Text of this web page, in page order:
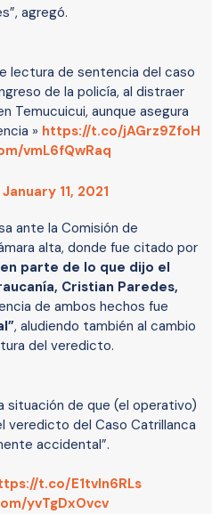
agregó.
lectura de sentencia del caso
de la policía, al distraer
Temucuicui, aunque asegura
» https://t.co/jAGrz9ZfoH
vmL6fQwRaq
January 11, 2021
ante la Comisión de
alta, donde fue citado por
parte de lo que dijo el
Cristian Paredes,
de ambos hechos fue
, aludiendo también al cambio
del veredicto.
situación de que (el operativo)
veredicto del Caso Catrillanca
accidental”.
t.co/E1tvIn6RLs
yvTgDxOvcv